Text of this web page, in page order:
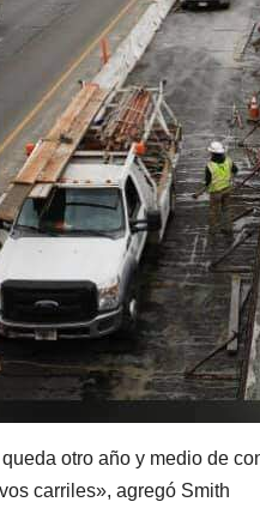
queda otro año y medio de
carriles», agregó Smith